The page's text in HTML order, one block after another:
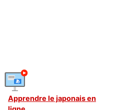
Apprendre le japonais en